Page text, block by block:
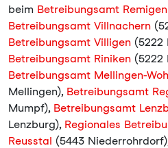
beim Betreibungsamt Remigen
Betreibungsamt Villnachern
Betreibungsamt Villigen (5222
Betreibungsamt Riniken (5222
Betreibungsamt Mellingen-
Mellingen), Betreibungsamt
Mumpf), Betreibungsamt
Lenzburg), Regionales
Reusstal (5443